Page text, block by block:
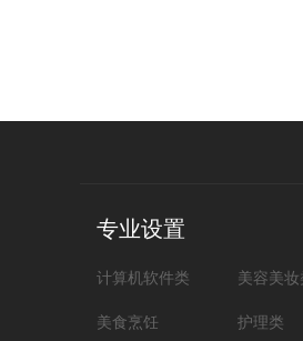
专业设置
计算机软件类 美容美妆
美食烹饪 护理类